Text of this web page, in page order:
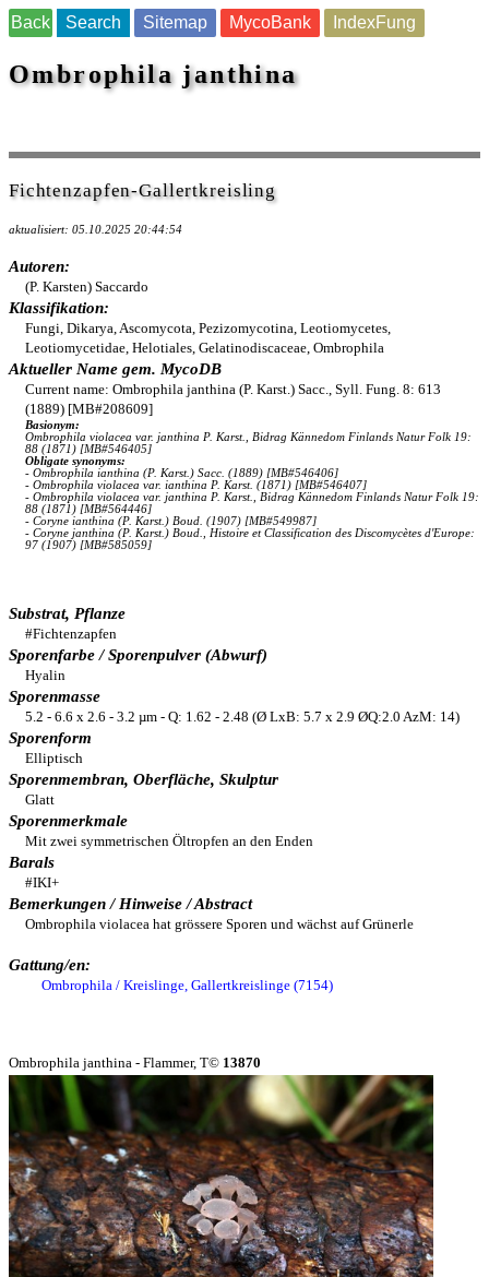
Back Search Sitemap MycoBank IndexFung
Ombrophila janthina
Fichtenzapfen-Gallertkreisling
aktualisiert: 05.10.2025 20:44:54
Autoren:
(P. Karsten) Saccardo
Klassifikation:
Fungi, Dikarya, Ascomycota, Pezizomycotina, Leotiomycetes,
Leotiomycetidae, Helotiales, Gelatinodiscaceae, Ombrophila
Aktueller Name gem. MycoDB
Current name: Ombrophila janthina (P. Karst.) Sacc., Syll. Fung. 8: 613
(1889) [MB#208609]
Basionym:
Ombrophila violacea var. janthina P. Karst., Bidrag Kännedom Finlands Natur Folk 19:
88 (1871) [MB#546405]
Obligate synonyms:
- Ombrophila ianthina (P. Karst.) Sacc. (1889) [MB#546406]
- Ombrophila violacea var. ianthina P. Karst. (1871) [MB#546407]
- Ombrophila violacea var. janthina P. Karst., Bidrag Kännedom Finlands Natur Folk 19:
88 (1871) [MB#564446]
- Coryne ianthina (P. Karst.) Boud. (1907) [MB#549987]
- Coryne janthina (P. Karst.) Boud., Histoire et Classification des Discomycètes d'Europe:
97 (1907) [MB#585059]
Substrat, Pflanze
#Fichtenzapfen
Sporenfarbe / Sporenpulver (Abwurf)
Hyalin
Sporenmasse
5.2 - 6.6 x 2.6 - 3.2 µm - Q: 1.62 - 2.48 (Ø LxB: 5.7 x 2.9 ØQ:2.0 AzM: 14)
Sporenform
Elliptisch
Sporenmembran, Oberfläche, Skulptur
Glatt
Sporenmerkmale
Mit zwei symmetrischen Öltropfen an den Enden
Barals
#IKI+
Bemerkungen / Hinweise / Abstract
Ombrophila violacea hat grössere Sporen und wächst auf Grünerle
Gattung/en:
Ombrophila / Kreislinge, Gallertkreislinge (7154)
Ombrophila janthina - Flammer, T© 13870